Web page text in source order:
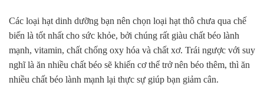
Các loại hạt dinh dưỡng bạn nên chọn loại hạt thô chưa qua chế
biến là tốt nhất cho sức khỏe, bởi chúng rất giàu chất béo lành
mạnh, vitamin, chất chống oxy hóa và chất xơ. Trái ngược với suy
nghĩ là ăn nhiều chất béo sẽ khiến cơ thể trở nên béo thêm, thì ăn
nhiều chất béo lành mạnh lại thực sự giúp bạn giảm cân.